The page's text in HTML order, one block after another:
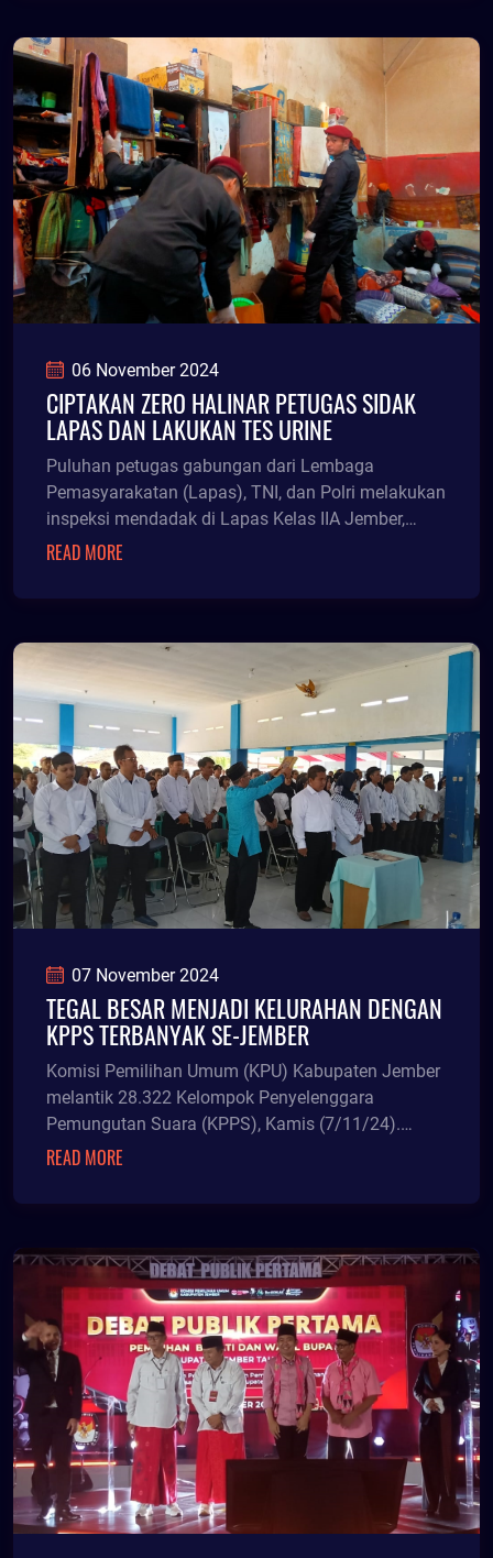
06 November 2024
CIPTAKAN ZERO HALINAR PETUGAS SIDAK
LAPAS DAN LAKUKAN TES URINE
Puluhan petugas gabungan dari Lembaga
Pemasyarakatan (Lapas), TNI, dan Polri melakukan
inspeksi mendadak di Lapas Kelas IIA Jember,
Selasa (5/11/24
READ MORE
07 November 2024
TEGAL BESAR MENJADI KELURAHAN DENGAN
KPPS TERBANYAK SE-JEMBER
Komisi Pemilihan Umum (KPU) Kabupaten Jember
melantik 28.322 Kelompok Penyelenggara
Pemungutan Suara (KPPS), Kamis (7/11/24).
Jumlah KPPS terbanyak
READ MORE